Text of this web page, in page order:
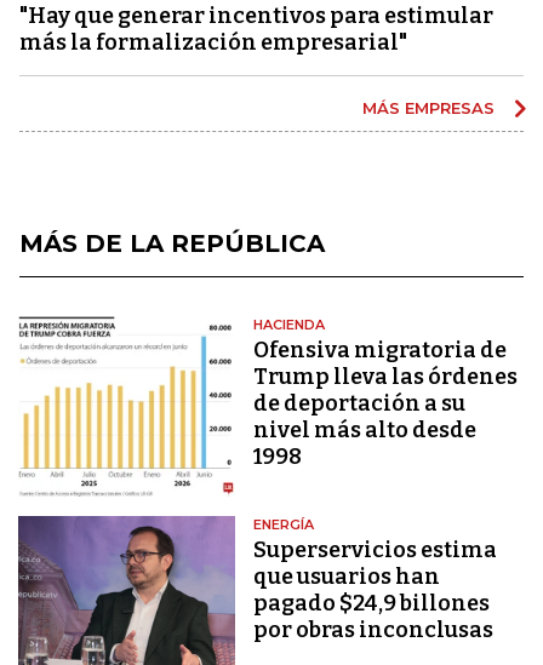
"Hay que generar incentivos para estimular
más la formalización empresarial"
MÁS EMPRESAS
MÁS DE LA REPÚBLICA
HACIENDA
Ofensiva migratoria de
Trump lleva las órdenes
de deportación a su
nivel más alto desde
1998
ENERGÍA
Superservicios estima
que usuarios han
pagado $24,9 billones
por obras inconclusas